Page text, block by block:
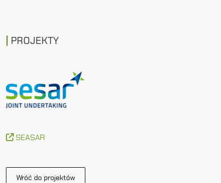
PROJEKTY
SEASAR
Wróć do projektów